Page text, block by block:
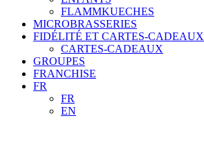
FLAMMKUECHES
MICROBRASSERIES
FIDÉLITÉ ET CARTES-CADEAUX
CARTES-CADEAUX
GROUPES
FRANCHISE
FR
FR
EN